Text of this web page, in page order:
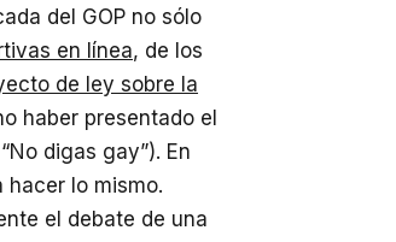
del GOP no sólo
en línea, de los
de ley sobre la
haber presentado el
digas gay”). En
hacer lo mismo.
el debate de una